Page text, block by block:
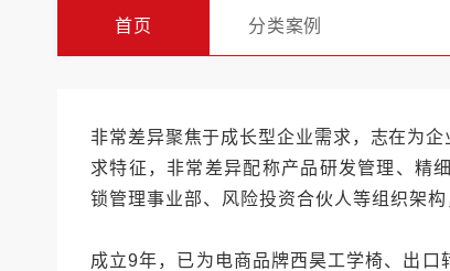
首页 分类案例
非常差异聚焦于成长型企业需求，志在为
求特征，非常差异配称产品研发管理、精
锁管理事业部、风险投资合伙人等组织架构
成立9年，已为电商品牌西昊工学椅、出